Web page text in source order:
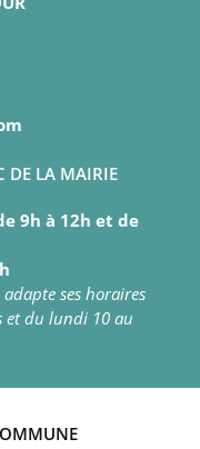
DE LA MAIRIE
9h à 12h et de
ses horaires
et du lundi 10 au